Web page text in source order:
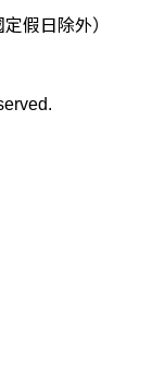
假日除外）